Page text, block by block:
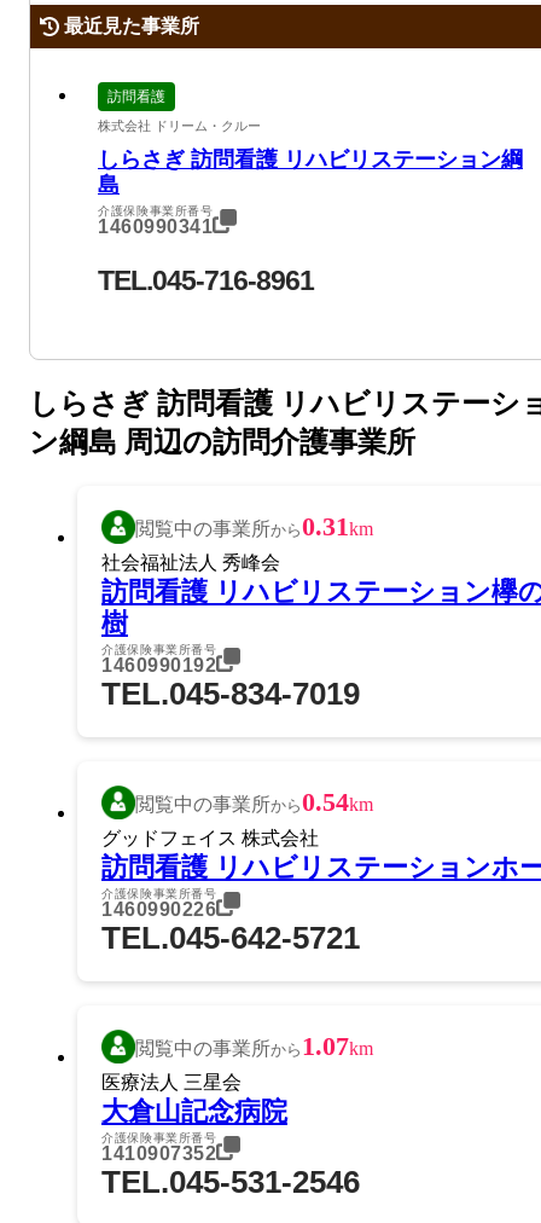
最近見た事業所
訪問看護
株式会社 ドリーム・クルー
しらさぎ 訪問看護 リハビリステーション綱
島
介護保険事業所番号
1460990341
TEL.045-716-8961
しらさぎ 訪問看護 リハビリステーシ
ン綱島 周辺の訪問介護事業所
閲覧中の事業所から0.31km
社会福祉法人 秀峰会
訪問看護 リハビリステーション欅
樹
介護保険事業所番号
1460990192
TEL.045-834-7019
閲覧中の事業所から0.54km
グッドフェイス 株式会社
訪問看護 リハビリステーションホ
介護保険事業所番号
1460990226
TEL.045-642-5721
閲覧中の事業所から 1.07km
医療法人 三星会
大倉山記念病院
介護保険事業所番号
1410907352
TEL.045-531-2546